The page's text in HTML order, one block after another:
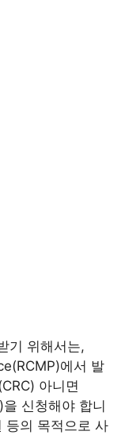
기 위해서는,
에서 발
아니면
신청해야 합니
등의 목적으로 사